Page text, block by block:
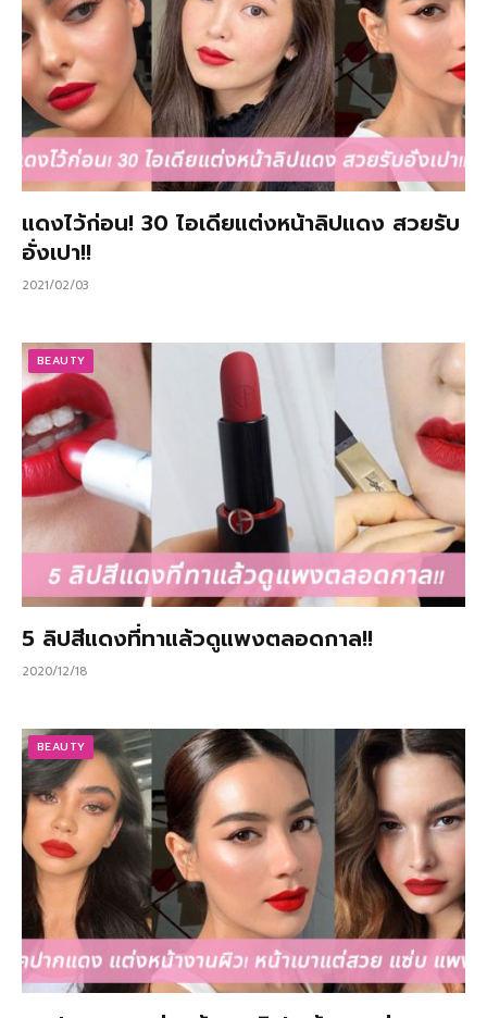
แดงไว้ก่อน! 30 ไอเดียแต่งหน้าลิปแดง สวยรับ
อั่งเปา!!
2021/02/03
BEAUTY
5 ลิปสีแดงที่ทาแล้วดูแพงตลอดกาล!!
2020/12/18
BEAUTY